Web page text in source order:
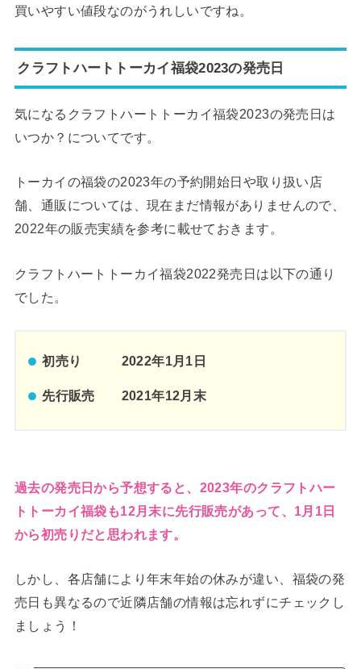
買いやすい値段なのがうれしいですね。
クラフトハートトーカイ福袋2023の発売日
気になるクラフトハートトーカイ福袋2023の発売日は
いつか？についてです。
トーカイの福袋の2023年の予約開始日や取り扱い店
舗、通販については、現在まだ情報がありませんので、
2022年の販売実績を参考に載せておきます。
クラフトハートトーカイ福袋2022発売日は以下の通り
でした。
初売り 2022年1月1日
先行販売 2021年12月末
過去の発売日から予想すると、2023年のクラフトハー
トトーカイ福袋も12月末に先行販売があって、1月1日
から初売りだと思われます。
しかし、各店舗により年末年始の休みが違い、福袋の発
売日も異なるので近隣店舗の情報は忘れずにチェックし
ましょう！